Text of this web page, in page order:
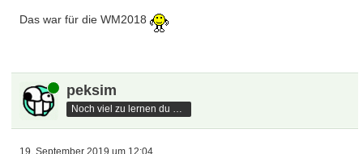
Das war für die WM2018
Online peksim
Noch viel zu lernen du hast